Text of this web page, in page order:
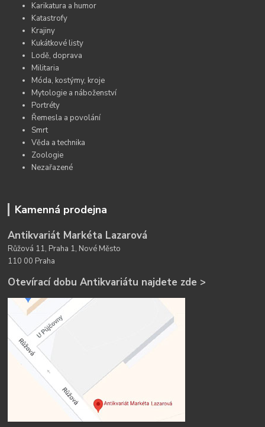
Karikatura a humor
Katastrofy
Krajiny
Kukátkové listy
Lodě, doprava
Militaria
Móda, kostýmy, kroje
Mytologie a náboženství
Portréty
Řemesla a povolání
Smrt
Věda a technika
Zoologie
Nezařazené
Kamenná prodejna
Antikvariát Markéta Lazarová
Růžová 11, Praha 1, Nové Město
110 00 Praha
Otevírací dobu Antikvariátu najdete zde >